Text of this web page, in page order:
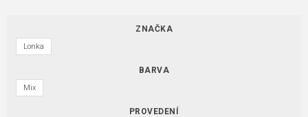
ZNAČKA
Lonka
BARVA
Mix
PROVEDENÍ